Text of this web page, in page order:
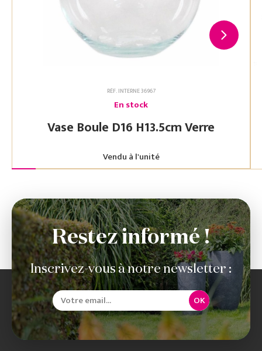
RÉF. INTERNE 36967
En stock
Vase Boule D16 H13.5cm Verre
Vendu à l'unité
Restez informé !
Inscrivez-vous à notre newsletter :
OK